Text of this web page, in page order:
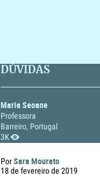
DÚVIDAS
Maria Seoane
Professora
Barreiro, Portugal
3K
PorSara Mourato
18 de fevereiro de 2019